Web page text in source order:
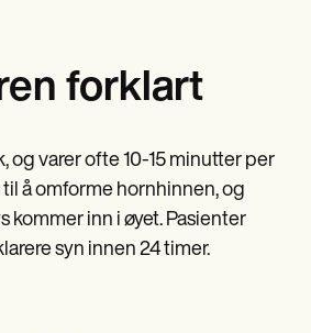
forklart
og varer ofte 10-15 minutter per
til å omforme hornhinnen, og
kommer inn i øyet. Pasienter
syn innen 24 timer.